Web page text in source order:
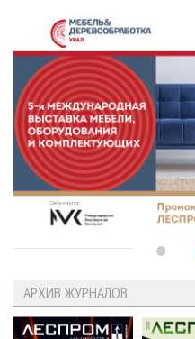
АРХИВ ЖУРНАЛОВ